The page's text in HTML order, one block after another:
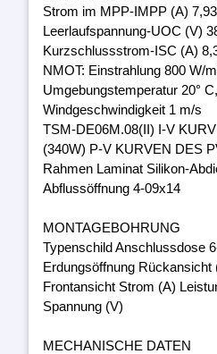
Strom im MPP-IMPP (A)
Leerlaufspannung-UOC (V)
Kurzschlussstrom-ISC (A)
NMOT: Einstrahlung 800 W/
Umgebungstemperatur 20° C,
Windgeschwindigkeit 1 m/s
TSM-DE06M.08(II) I-V
(340W) P-V KURVEN DES
Rahmen Laminat Silikon-
Abflussöffnung 4-09x14
MONTAGEBOHRUNG
Typenschild Anschlussdose
Erdungsöffnung Rückansicht
Frontansicht Strom (A)
Spannung (V)
MECHANISCHE DATEN